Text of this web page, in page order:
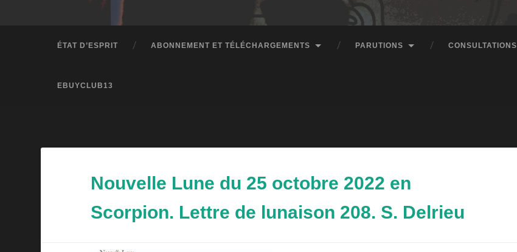
ÉTAT D’ESPRIT ABONNEMENT ET TÉLÉCHARGEMENTS PARUTIONS CONSULTATIONS
EBUYCLUB13
Nouvelle Lune du 25 octobre 2022 en
Scorpion. Lettre de lunaison 208. S. Delrieu